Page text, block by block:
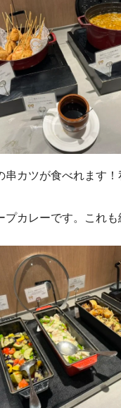
串カツが食べれます
プカレーです。これも